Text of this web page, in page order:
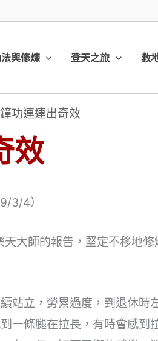
與修煉 登天之旅 救
功連連出奇效
效
3/4）
大師的報告，堅定不移地
站立，勞累過度，到退休時
一條腿在拉長，有時會感到